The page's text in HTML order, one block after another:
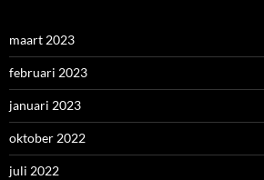
maart 2023
februari 2023
januari 2023
oktober 2022
juli 2022